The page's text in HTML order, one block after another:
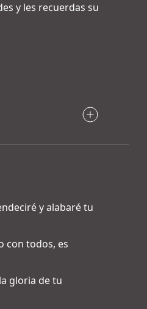
y les recuerdas su
y alabaré tu
con todos, es
gloria de tu